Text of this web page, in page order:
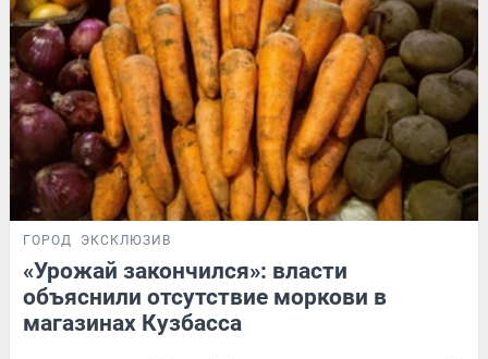
ГОРОД ЭКСКЛЮЗИВ
«Урожай закончился»: власти
объяснили отсутствие моркови в
магазинах Кузбасса